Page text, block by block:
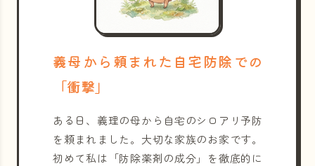
義母から頼まれた自宅防除での
「衝撃」
ある日、義理の母から自宅のシロアリ予防
を頼まれました。大切な家族のお家です。
初めて私は「防除薬剤の成分」を徹底的に